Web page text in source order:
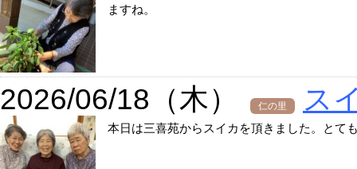
ますね。
2026/06/18（木） 仁の里 ス
本日は三喜苑からスイカを頂きました。とて